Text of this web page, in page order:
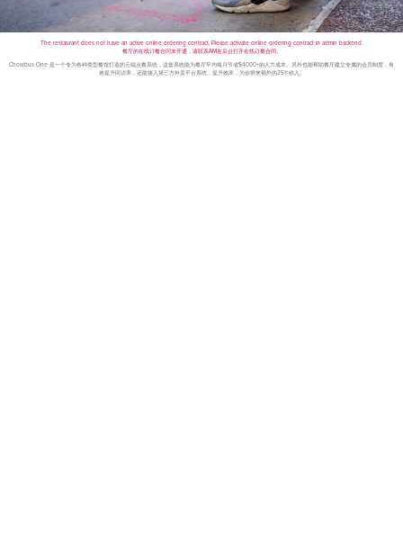
The restaurant does not have an active online ordering contract. Please activate online ordering contract in admin backend.
餐厅的在线订餐合同未开通，请联系AM在后台打开在线订餐合同。
Chowbus One 是一个专为各种类型餐馆打造的云端点餐系统，这套系统能为餐厅平均每月节省$4000+的人力成本。另外也能帮助餐厅建立专属的会员制度，有
效提升回访率，还能接入第三方外卖平台系统，提升效率，为你带来额外的25%收入。